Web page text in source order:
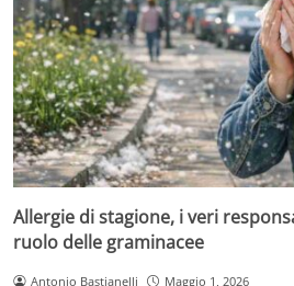
Allergie di stagione, i veri
ruolo delle graminacee
Antonio Bastianelli Maggio 1, 2026